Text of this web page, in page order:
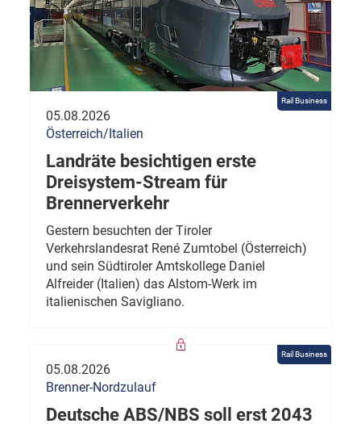
Rail Business
05.08.2026
Österreich/Italien
Landräte besichtigen erste
Dreisystem-Stream für
Brennerverkehr
Gestern besuchten der Tiroler
Verkehrslandesrat René Zumtobel (Österreich)
und sein Südtiroler Amtskollege Daniel
Alfreider (Italien) das Alstom-Werk im
italienischen Savigliano.
Rail Business
05.08.2026
Brenner-Nordzulauf
Deutsche ABS/NBS soll erst 2043